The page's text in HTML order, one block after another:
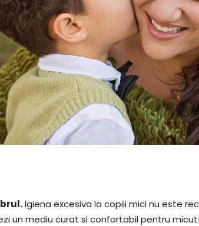
Igiena excesiva la copiii mici nu este
un mediu curat si confortabil pentru